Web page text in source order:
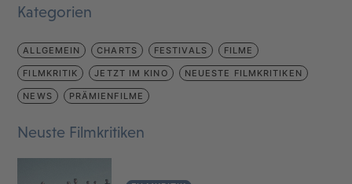
Kategorien
ALLGEMEIN CHARTS FESTIVALS FILME
FILMKRITIK JETZT IM KINO NEUESTE FILMKRITIKEN
NEWS PRÄMIENFILME
Neuste Filmkritiken